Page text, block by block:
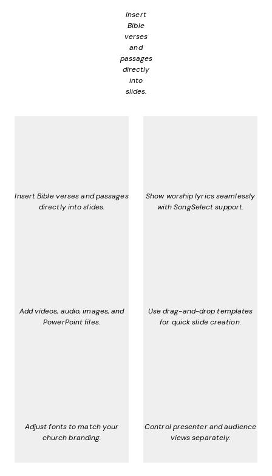
Insert
Bible
verses
and
passages
directly
into
slides.
Insert Bible verses and passages
directly into slides.
Show worship lyrics seamlessly
with SongSelect support.
Add videos, audio, images, and
PowerPoint files.
Use drag-and-drop templates
for quick slide creation.
Adjust fonts to match your
church branding.
Control presenter and audience
views separately.